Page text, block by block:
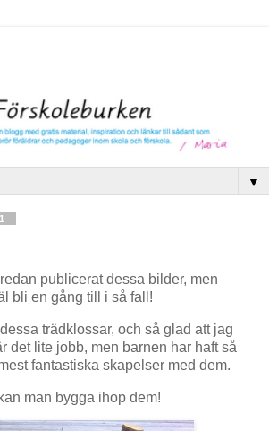
▼
publicerat dessa bilder, men
bli en gång till i så fall!
trädklossar, och så glad att jag
det lite jobb, men barnen har haft så
fantastiska skapelser med dem.
man bygga ihop dem!